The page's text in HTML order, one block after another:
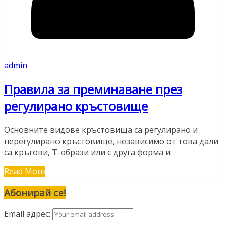
admin
Правила за преминаване през
регулирано кръстовище
Основните видове кръстовища са регулирано и
нерегулирано кръстовище, независимо от това дали
са кръгови, Т-образи или с друга форма и
Read More
Абонирай се!
Email адрес: